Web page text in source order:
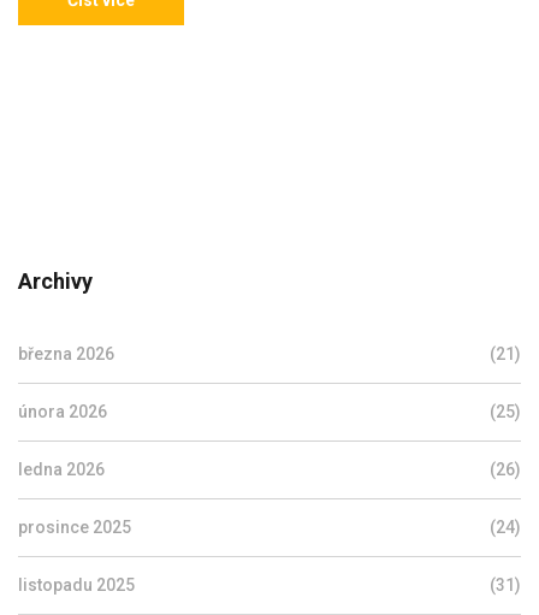
Archivy
března 2026 (21)
února 2026 (25)
ledna 2026 (26)
prosince 2025 (24)
listopadu 2025 (31)